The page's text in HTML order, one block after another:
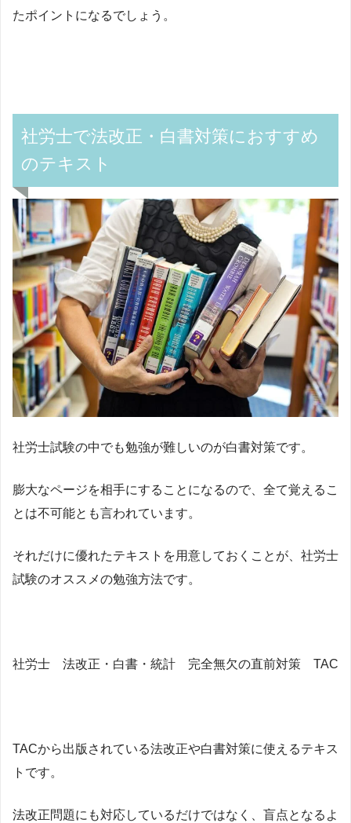
たポイントになるでしょう。
社労士で法改正・白書対策におすすめ
のテキスト
社労士試験の中でも勉強が難しいのが白書対策です。
膨大なページを相手にすることになるので、全て覚えるこ
とは不可能とも言われています。
それだけに優れたテキストを用意しておくことが、社労士
試験のオススメの勉強方法です。
社労士 法改正・白書・統計 完全無欠の直前対策 TAC
TACから出版されている法改正や白書対策に使えるテキス
トです。
法改正問題にも対応しているだけではなく、盲点となるよ